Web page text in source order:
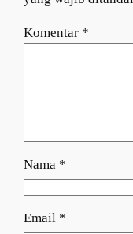
Komentar *
Nama *
Email *